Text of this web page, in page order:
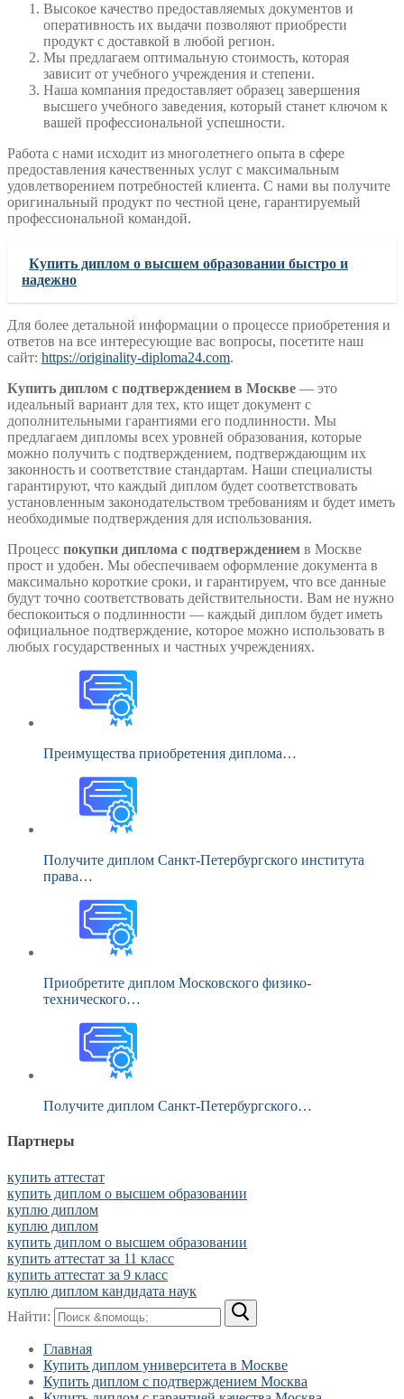
Высокое качество предоставляемых документов и
оперативность их выдачи позволяют приобрести
продукт с доставкой в любой регион.
Мы предлагаем оптимальную стоимость, которая
зависит от учебного учреждения и степени.
Наша компания предоставляет образец завершения
высшего учебного заведения, который станет ключом к
вашей профессиональной успешности.
Работа с нами исходит из многолетнего опыта в сфере
предоставления качественных услуг с максимальным
удовлетворением потребностей клиента. С нами вы получите
оригинальный продукт по честной цене, гарантируемый
профессиональной командой.
Купить диплом о высшем образовании быстро и
надежно
Для более детальной информации о процессе приобретения и
ответов на все интересующие вас вопросы, посетите наш
сайт: https://originality-diploma24.com.
Купить диплом с подтверждением в Москве — это
идеальный вариант для тех, кто ищет документ с
дополнительными гарантиями его подлинности. Мы
предлагаем дипломы всех уровней образования, которые
можно получить с подтверждением, подтверждающим их
законность и соответствие стандартам. Наши специалисты
гарантируют, что каждый диплом будет соответствовать
установленным законодательством требованиям и будет иметь
необходимые подтверждения для использования.
Процесс покупки диплома с подтверждением в Москве
прост и удобен. Мы обеспечиваем оформление документа в
максимально короткие сроки, и гарантируем, что все данные
будут точно соответствовать действительности. Вам не нужно
беспокоиться о подлинности — каждый диплом будет иметь
официальное подтверждение, которое можно использовать в
любых государственных и частных учреждениях.
Преимущества приобретения диплома…
Получите диплом Санкт-Петербургского института
права…
Приобретите диплом Московского физико-
технического…
Получите диплом Санкт-Петербургского…
Партнеры
купить аттестат
купить диплом о высшем образовании
куплю диплом
куплю диплом
купить диплом о высшем образовании
купить аттестат за 11 класс
купить аттестат за 9 класс
куплю диплом кандидата наук
Найти:
Главная
Купить диплом университета в Москве
Купить диплом с подтверждением Москва